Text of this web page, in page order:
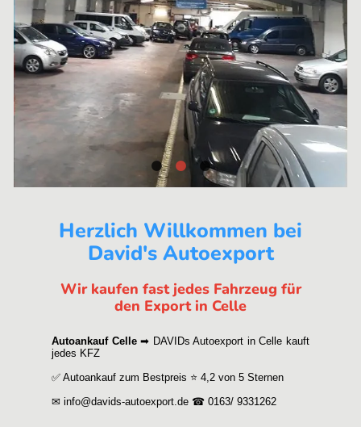
Herzlich Willkommen bei
David's Autoexport
Wir kaufen fast jedes Fahrzeug für
den Export in Celle
Autoankauf Celle➡ DAVIDs Autoexport in Celle kauft
jedes KFZ
✅ Autoankauf zum Bestpreis ⭐ 4,2 von 5 Sternen
✉ info@davids-autoexport.de ☎ 0163/ 9331262